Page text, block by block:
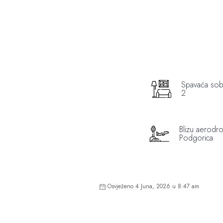
Spavaća
2
Blizu
Podgorica
Osvježeno 4 Juna, 2026 u 8:47 am